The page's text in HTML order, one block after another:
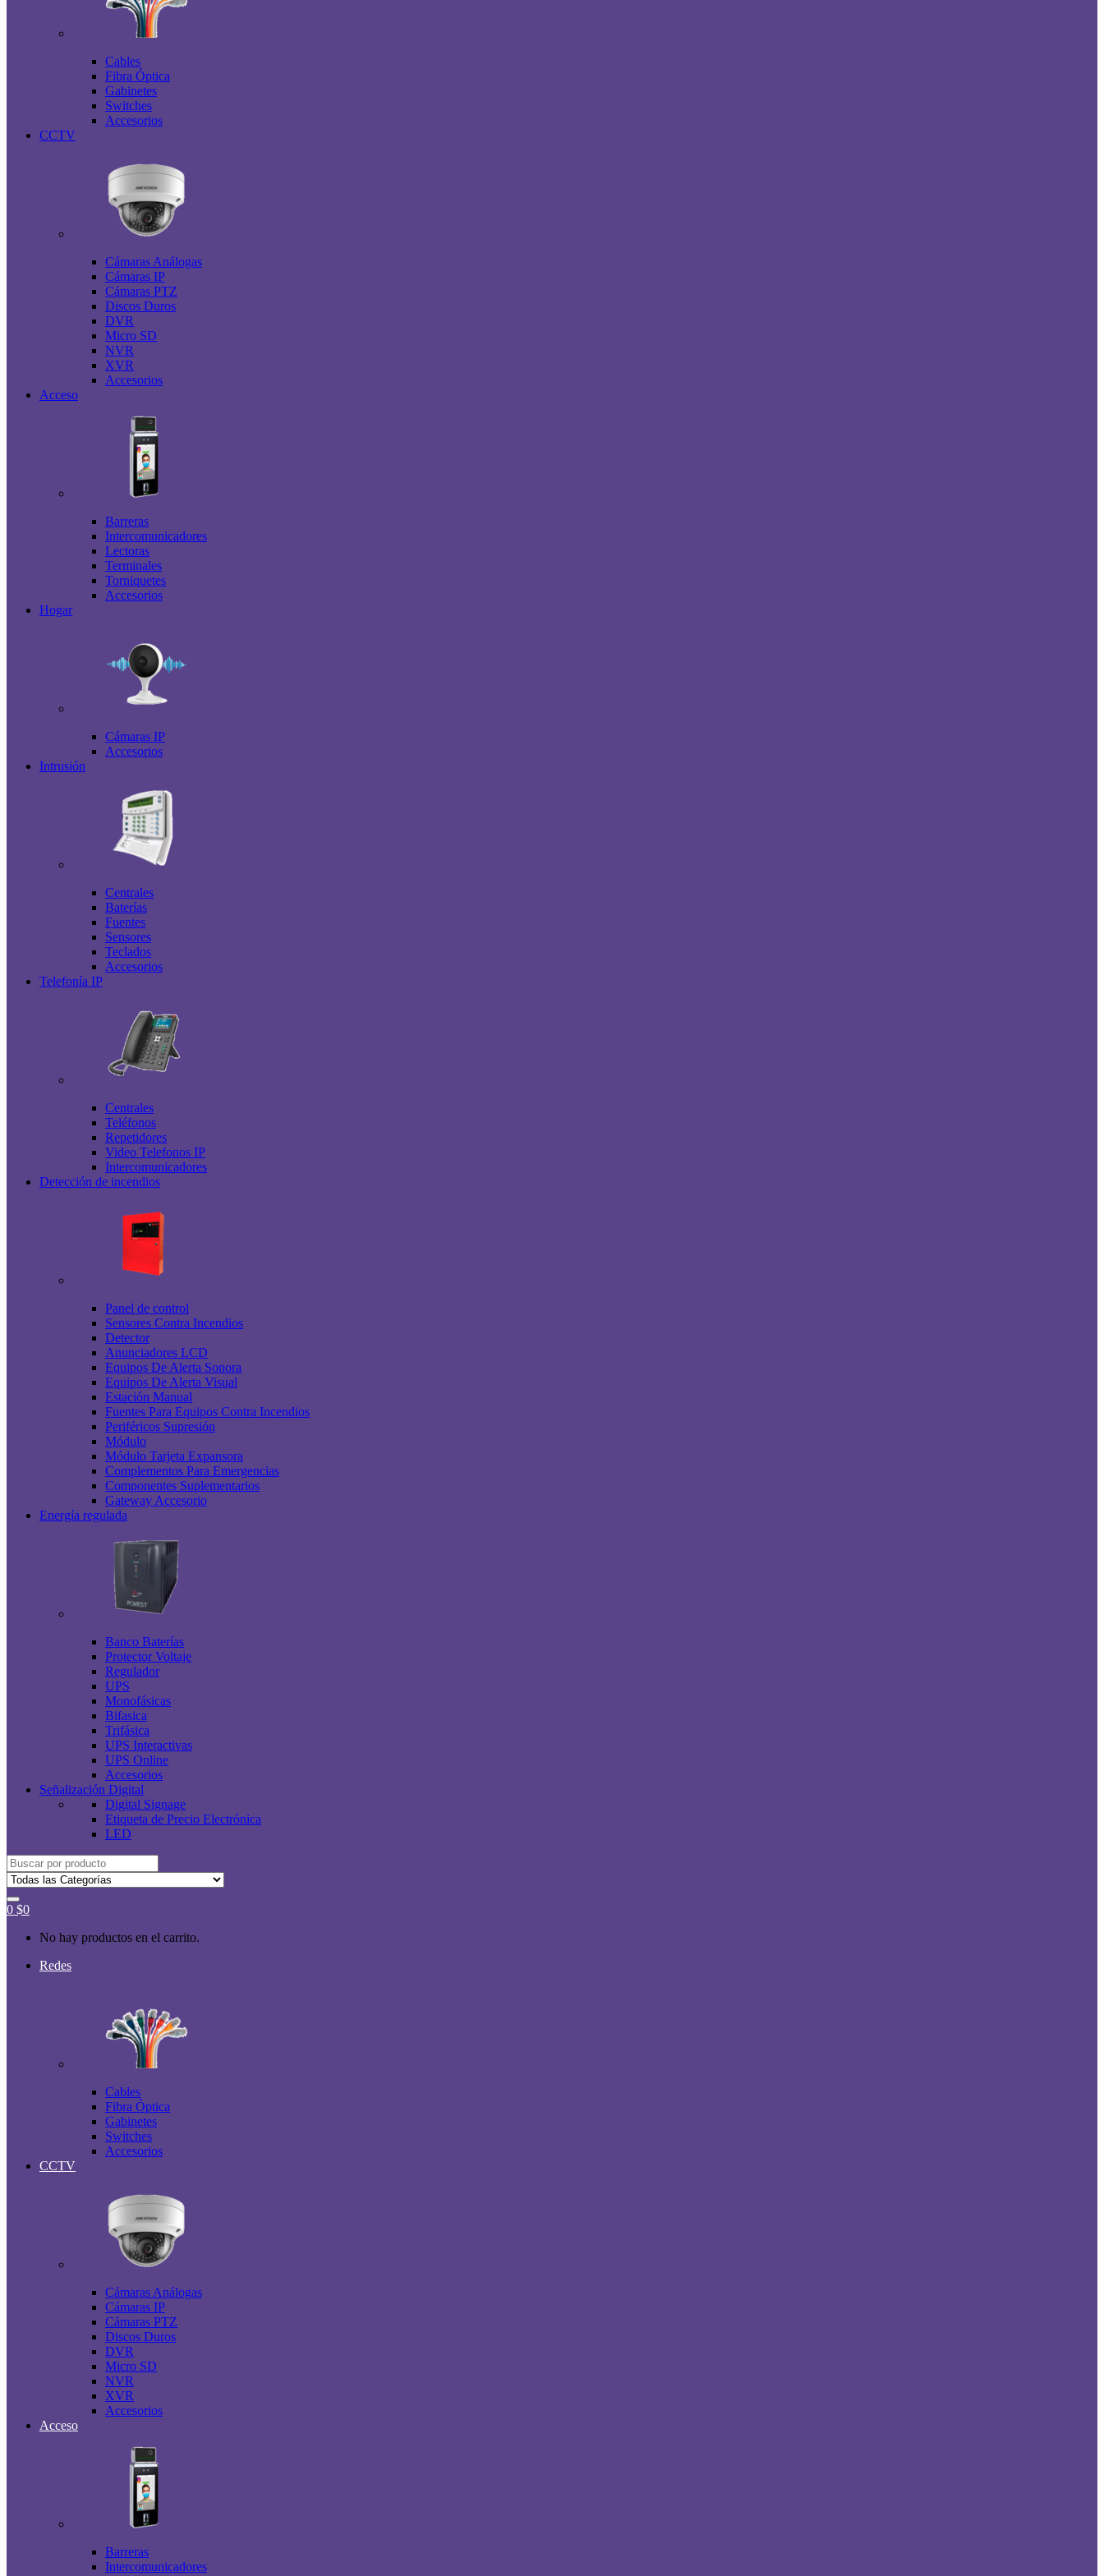
Cables
Fibra Óptica
Gabinetes
Switches
Accesorios
CCTV
Cámaras Análogas
Cámaras IP
Cámaras PTZ
Discos Duros
DVR
Micro SD
NVR
XVR
Accesorios
Acceso
Barreras
Intercomunicadores
Lectoras
Terminales
Torniquetes
Accesorios
Hogar
Cámaras IP
Accesorios
Intrusión
Centrales
Baterías
Fuentes
Sensores
Teclados
Accesorios
Telefonía IP
Centrales
Teléfonos
Repetidores
Video Telefonos IP
Intercomunicadores
Detección de incendios
Panel de control
Sensores Contra Incendios
Detector
Anunciadores LCD
Equipos De Alerta Sonora
Equipos De Alerta Visual
Estación Manual
Fuentes Para Equipos Contra Incendios
Periféricos Supresión
Módulo
Módulo Tarjeta Expansora
Complementos Para Emergencias
Componentes Suplementarios
Gateway Accesorio
Energía regulada
Banco Baterías
Protector Voltaje
Regulador
UPS
Monofásicas
Bifasica
Trifásica
UPS Interactivas
UPS Online
Accesorios
Señalización Digital
Digital Signage
Etiqueta de Precio Electrónica
LED
Buscar
por:
0 $0
No hay productos en el carrito.
Redes
Cables
Fibra Óptica
Gabinetes
Switches
Accesorios
CCTV
Cámaras Análogas
Cámaras IP
Cámaras PTZ
Discos Duros
DVR
Micro SD
NVR
XVR
Accesorios
Acceso
Barreras
Intercomunicadores